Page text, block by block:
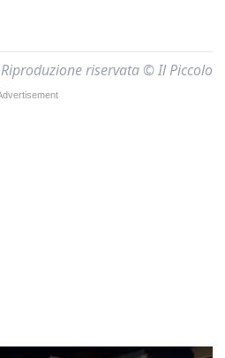
Riproduzione riservata © Il Piccolo